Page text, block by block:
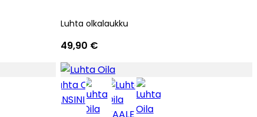
Luhta olkalaukku
49,90 €